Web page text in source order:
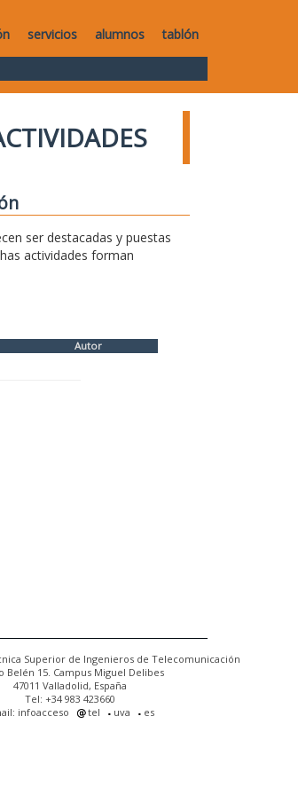
servicios alumnos tablón
ser destacadas y puestas
actividades forman
Autor
Superior de Ingenieros de Telecomunicación
Belén 15. Campus Miguel Delibes
47011 Valladolid, España
Tel: +34 983 423660
infoacceso
tel uva es